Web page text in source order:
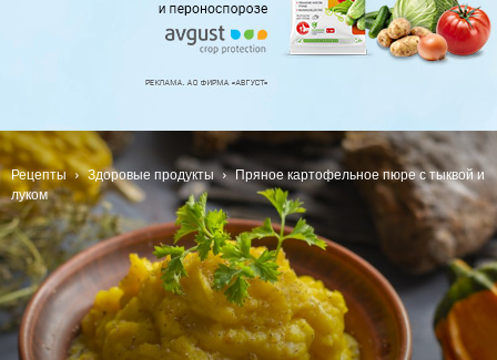
Рецепты Здоровые продукты
Пряное картофельное пюре с тыквой и
луком